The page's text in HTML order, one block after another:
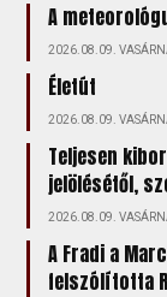
A
2026.08.09.
Életút
2026.08.09.
Teljesen
jelölésétől,
2026.08.09.
A Fradi a
felszólította